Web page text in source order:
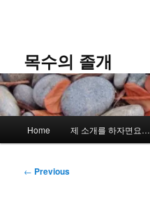
content목수의 졸개
Home 제 소개를 하자면요…
Post
← Previous